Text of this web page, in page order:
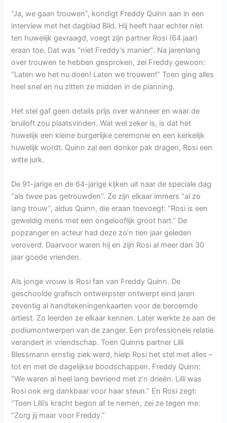
“Ja, we gaan trouwen”, kondigt Freddy Quinn aan in een
interview met het dagblad Bild. Hij heeft haar echter niet
ten huwelijk gevraagd, voegt zijn partner Rosi (64 jaar)
eraan toe. Dat was “niet Freddy’s manier”. Na jarenlang
over trouwen te hebben gesproken, zei Freddy gewoon:
“Laten we het nu doen! Laten we trouwen!” Toen ging alles
heel snel en nu zitten ze midden in de planning.
Het stel gaf geen details prijs over wanneer en waar de
bruiloft zou plaatsvinden. Wat wel zeker is, is dat het
huwelijk een kleine burgerlijke ceremonie en een kerkelijk
huwelijk wordt. Quinn zal een donker pak dragen, Rosi een
witte jurk.
De 91-jarige en de 64-jarige kijken uit naar de speciale dag
“als twee pas getrouwden”. Ze zijn elkaar immers “al zo
lang trouw”, aldus Quinn, die eraan toevoegt: “Rosi is een
geweldig mens met een ongelooflijk groot hart.” De
popzanger en acteur had deze zo’n tien jaar geleden
veroverd. Daarvoor waren hij en zijn Rosi al meer dan 30
jaar goede vrienden.
Als jonge vrouw is Rosi fan van Freddy Quinn. De
geschoolde grafisch ontwerpster ontwerpt eind jaren
zeventig al handtekeningenkaarten voor de beroemde
artiest. Zo leerden ze elkaar kennen. Later werkte ze aan de
podiumontwerpen van de zanger. Een professionele relatie
verandert in vriendschap. Toen Quinns partner Lilli
Blessmann ernstig ziek werd, hielp Rosi het stel met alles –
tot en met de dagelijkse boodschappen. Freddy Quinn:
“We waren al heel lang bevriend met z’n drieën. Lilli was
Rosi ook erg dankbaar voor haar steun.” En Rosi zegt:
“Toen Lilli’s kracht begon af te nemen, zei ze tegen me:
“Zorg jij maar voor Freddy.”